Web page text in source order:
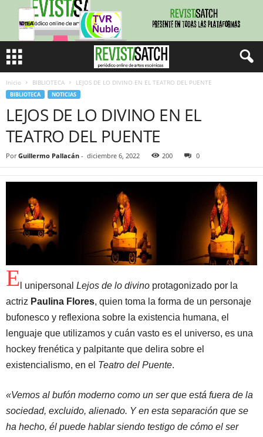
Inicio BIBLIOTECA LEJOS DE LO DIVINO EN EL TEATRO DEL PUENTE
BIBLIOTECA NOTICIAS
LEJOS DE LO DIVINO EN EL
TEATRO DEL PUENTE
Por Guillermo Pallacán - diciembre 6, 2022 200 0
E l unipersonal Lejos de lo divino protagonizado por la
actriz Paulina Flores, quien toma la forma de un personaje
bufonesco y reflexiona sobre la existencia humana, el
lenguaje que utilizamos y cuán vasto es el universo, es una
hockey frenética y palpitante que delira sobre el
existencialismo, en el Teatro del Puente.
«Vemos al bufón moderno como un ser que está fuera de la
sociedad, excluido, alienado. Y en esta separación que se
ha hecho, él puede hablar siendo testigo de cómo el ser